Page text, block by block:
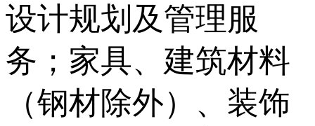
设计规划及管理服
务；家具、建筑材料
（钢材除外）、装饰